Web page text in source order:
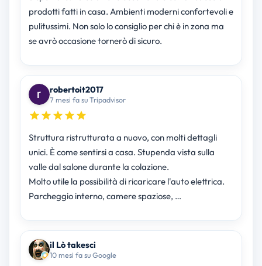
prodotti fatti in casa. Ambienti moderni confortevoli e
pulitussimi. Non solo lo consiglio per chi è in zona ma
se avrò occasione tornerò di sicuro.
robertoit2017
7 mesi fa su Tripadvisor
Struttura ristrutturata a nuovo, con molti dettagli
unici. È come sentirsi a casa. Stupenda vista sulla
valle dal salone durante la colazione.
Molto utile la possibilità di ricaricare l'auto elettrica.
Parcheggio interno, camere spaziose, …
il Lò takesci
10 mesi fa su Google